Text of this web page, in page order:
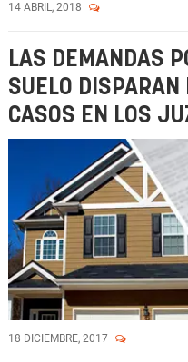
14 ABRIL, 2018
LAS DEMANDAS
SUELO DISPARAN
CASOS EN LOS
18 DICIEMBRE, 2017